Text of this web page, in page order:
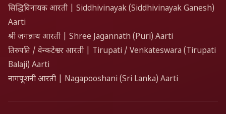
सिद्धिविनायक आरती | Siddhivinayak (Siddhivinayak Ganesh)
Aarti
श्री जगन्नाथ आरती | Shree Jagannath (Puri) Aarti
तिरुपति / वेन्कटेश्वर आरती | Tirupati / Venkateswara (Tirupati
Balaji) Aarti
नागपूशनी आरती | Nagapooshani (Sri Lanka) Aarti